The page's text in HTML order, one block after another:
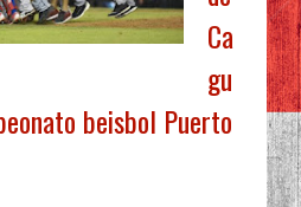
Ca
gu
beisbol Puerto